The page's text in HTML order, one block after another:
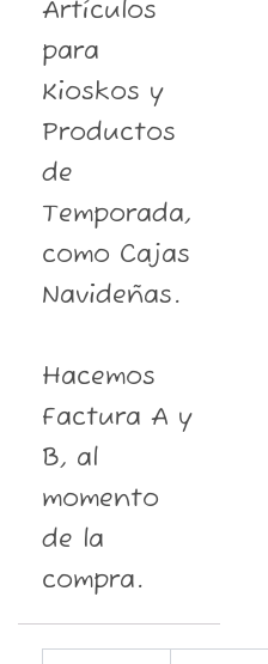
Artículos
para
Kioskos y
Productos
de
Temporada,
como Cajas
Navideñas.
Hacemos
Factura A y
B, al
momento
de la
compra.